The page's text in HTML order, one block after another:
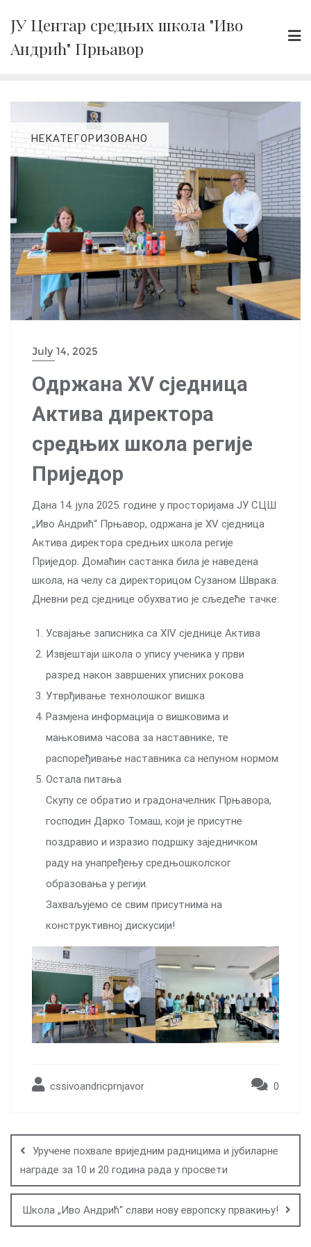
content
ЈУ Центар средњих школа "Иво
Андрић" Прњавор
НЕКАТЕГОРИЗОВАНО
July 14, 2025
Одржана XV сједница
Актива директора
средњих школа регије
Приједор
Дана 14. јула 2025. године у просторијама ЈУ СЦШ
„Иво Андрић“ Прњавор, одржана је XV сједница
Актива директора средњих школа регије
Приједор. Домаћин састанка била је наведена
школа, на челу са директорицом Сузаном Шврака.
Дневни ред сједнице обухватио је сљедеће тачке:
Усвајање записника са XIV сједнице Актива
Извјештаји школа о упису ученика у први
разред након завршених уписних рокова
Утврђивање технолошког вишка
Размјена информација о вишковима и
мањковима часова за наставнике, те
распоређивање наставника са непуном нормом
Остала питања
Скупу се обратио и градоначелник Прњавора,
господин Дарко Томаш, који је присутне
поздравио и изразио подршку заједничком
раду на унапређењу средњошколског
образовања у регији.
Захваљујемо се свим присутнима на
конструктивној дискусији!
cssivoandricprnjavor 0
navigation
Уручене похвале вриједним радницима и јубиларне
награде за 10 и 20 година рада у просвети
Школа „Иво Андрић“ слави нову европску првакињу!